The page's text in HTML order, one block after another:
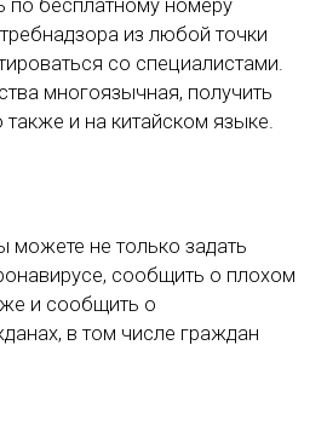
по бесплатному номеру
из любой точки
со специалистами.
многоязычная, получить
и на китайском языке.
можете не только задать
сообщить о плохом
и сообщить о
в том числе граждан